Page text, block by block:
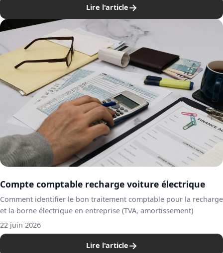
Lire l'article→
Compte comptable recharge voiture électrique
Comment identifier le bon traitement comptable pour la recharge
et la borne électrique en entreprise (TVA, amortissement)
22 juin 2026
Lire l'article→